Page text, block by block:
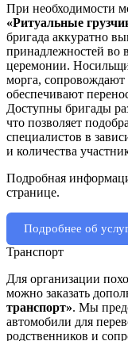
При необходимости
«Ритуальные
бригада аккуратно
принадлежностей во
церемонии.
морга,
обеспечивают
Доступны бригады
что позволяет
специалистов в
и количества
Подробная
странице.
Подробнее об
Транспорт
Для организации
можно заказать
транспорт». Мы
автомобили для
родственников и